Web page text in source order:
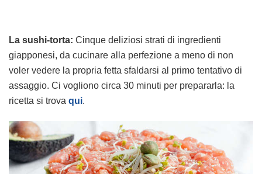
La sushi-torta: Cinque deliziosi strati di ingredienti
giapponesi, da cucinare alla perfezione a meno di non
voler vedere la propria fetta sfaldarsi al primo tentativo di
assaggio. Ci vogliono circa 30 minuti per prepararla: la
ricetta si trova qui.